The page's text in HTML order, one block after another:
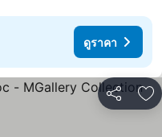
ดูราคา
แชร์ เ